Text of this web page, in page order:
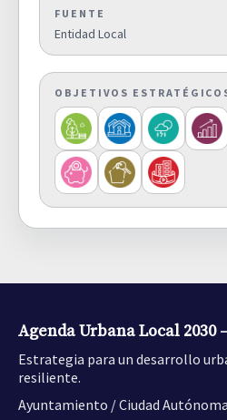
FUENTE
Entidad Local
OBJETIVOS
Agenda Urbana Local
Estrategia para un desarrollo
resiliente.
Ayuntamiento / Ciudad